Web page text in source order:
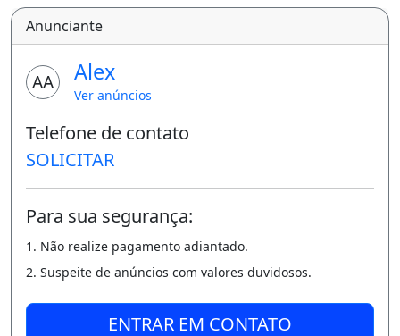
Possui área para lazer, piscina,quadra para
jogos.
Local muito agradável e tranquilo !!!
Possui quartos prontinhos para quem quiser
passar o final de semana, precisando apenas
reservar.
O condomínio já possui muitas casas
construídas com moradores e outras
Anunciante
AA Alex
Ver anúncios
Telefone de contato
SOLICITAR
Para sua segurança:
1. Não realize pagamento adiantado.
2. Suspeite de anúncios com valores duvidosos.
ENTRAR EM CONTATO